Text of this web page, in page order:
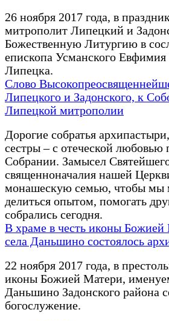
26 ноября 2017 года, в
митрополит Липецкий и
Божественную Литургию в
епископа Усманского
Липецка.
Слово
Липецкого и Задонского, к
Липецкой митрополии
Дорогие собратья
сестры – с отеческой
Собрании. Замысел
священноначалия нашей
монашескую семью, чтобы мы
делиться опытом, помогать
собрались сегодня.
В храме в честь иконы
села Даньшино состоялось
22 ноября 2017 года, в
иконы Божией Матери,
Даньшино Задонского района
богослужение.